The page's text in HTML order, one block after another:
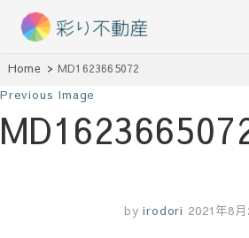
彩り不動産
Home MD1623665072
Previous Image
by irodori 2021年8月